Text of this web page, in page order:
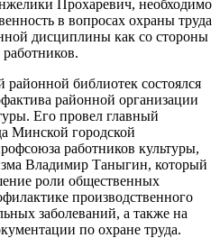
Прохаревич, необходимо
в вопросах охраны труда
дисциплины как со стороны
библиотек состоялся
районной организации
Его провел главный
Минской городской
работников культуры,
Владимир Таныгин, который
роли общественных
производственного
заболеваний, а также на
по охране труда.